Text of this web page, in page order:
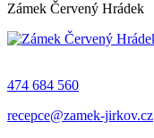
Zámek Červený Hrádek
474 684 560
recepce@zamek-jirkov.cz